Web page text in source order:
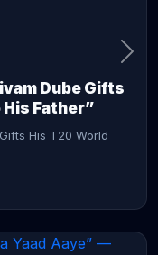
Dube Gifts
His Father”
His T20 World